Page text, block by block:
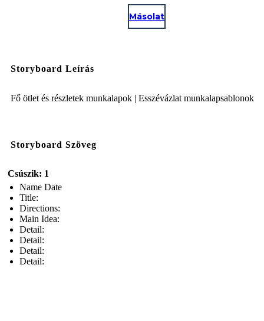
Másolat
Storyboard Leírás
Fő ötlet és részletek munkalapok | Esszévázlat munkalapsablonok
Storyboard Szöveg
Csúszik: 1
Name Date
Title:
Directions:
Main Idea:
Detail:
Detail:
Detail:
Detail: